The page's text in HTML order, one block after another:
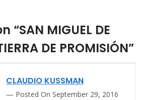
MIGUEL DE
DE PROMISIÓN”
CLAUDIO KUSSMAN
Posted On September 29, 2016